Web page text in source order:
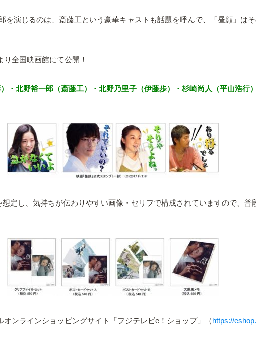
演じるのは、斎藤工という豪華キャストも話題を呼んで、「昼顔」は
全国映画館にて公開！
・北野裕一郎（斎藤工）・北野乃里子（伊藤歩）・杉崎尚人（平山浩
定し、気持ちが伝わりやすい画像・セリフで構成されていますので、
ンラインショッピングサイト「フジテレビe！ショップ」（ https://